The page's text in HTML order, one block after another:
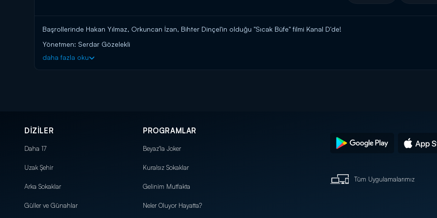
Başrollerinde Hakan Yılmaz, Orkuncan İzan, Bihter Dinçel'in olduğu "Sıcak Büfe" filmi Kanal D'de!
Yönetmen: Serdar Gözelekli
Senarist: Volkan Sümbül, Ali Demirel
daha fazla oku
DİZİLER
Daha 17
Uzak Şehir
Arka Sokaklar
Güller ve Günahlar
PROGRAMLAR
Beyaz'la Joker
Kuralsız Sokaklar
Gelinim Mutfakta
Neler Oluyor Hayatta?
Tüm Uygulamalarımız